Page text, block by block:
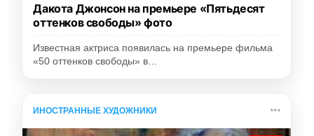
Дакота Джонсон на премьере «Пятьдесят
оттенков свободы» фото
Известная актриса появилась на премьере фильма
«50 оттенков свободы» в…
ИНОСТРАННЫЕ ХУДОЖНИКИ